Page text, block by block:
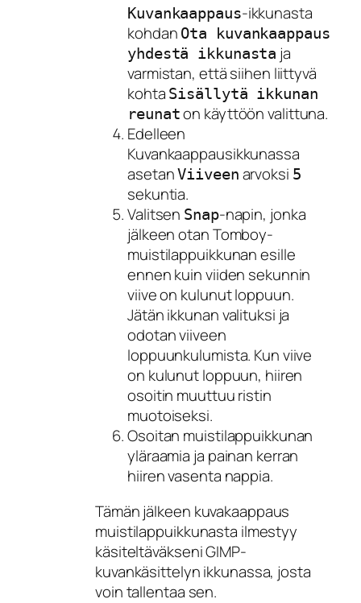
Kuvankaappaus-ikkunasta
kohdan Ota kuvankaappaus
yhdestä ikkunasta ja
varmistan, että siihen liittyvä
kohta Sisällytä ikkunan
reunaton käyttöön valittuna.
Edelleen
Kuvankaappausikkunassa
asetanViiveen arvoksi 5
sekuntia.
Valitsen Snap-napin, jonka
jälkeen otan Tomboy-
muistilappuikkunan esille
ennen kuin viiden sekunnin
viive on kulunut loppuun.
Jätän ikkunan valituksi ja
odotan viiveen
loppuunkulumista. Kun viive
on kulunut loppuun, hiiren
osoitin muuttuu ristin
muotoiseksi.
Osoitan muistilappuikkunan
yläraamia ja painan kerran
hiiren vasenta nappia.
Tämän jälkeen kuvakaappaus
muistilappuikkunasta ilmestyy
käsiteltäväkseni GIMP-
kuvankäsittelyn ikkunassa, josta
voin tallentaa sen.